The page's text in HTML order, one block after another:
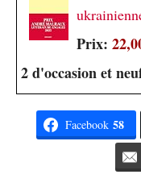
Prix:
2 d'occasion et
Facebook 58